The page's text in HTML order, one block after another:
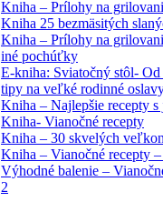
Kniha – Prílohy na
Kniha 25 bezmäsitých
Kniha – Prílohy na
iné pochúťky
E-kniha: Sviatočný stôl-
tipy na veľké rodinné
Kniha – Najlepšie recepty s
Kniha- Vianočné recepty
Kniha – 30 skvelých
Kniha – Vianočné recepty
Výhodné balenie –
2